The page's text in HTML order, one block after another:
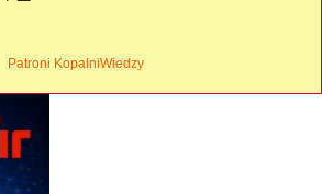
Patroni KopalniWiedzy